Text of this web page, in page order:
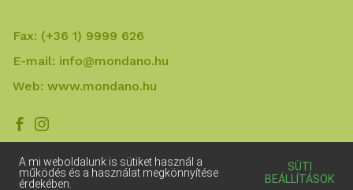
Fax: (+36 1) 9999 626
E-mail: info@mondano.hu
Web: www.mondano.hu
 
A mi weboldalunk is sütiket használ a
működés és a használat megkönnyítése
érdekében.
SÜTI
BEÁLLÍTÁSOK